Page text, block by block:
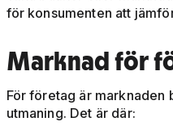
för konsumenten att
Marknad för
För företag är marknaden
utmaning. Det är där: